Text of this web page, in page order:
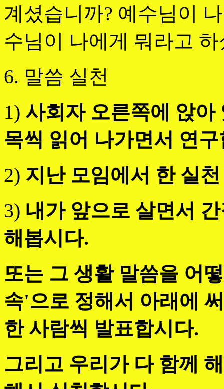
계셨습니까? 예수님이
수님이 나에게 뭐라고
6. 말씀 실천
1) 사회자 오른쪽에 앉
목씩 읽어 나가면서 연
2) 지난 모임에서 한 실
3) 내가 앞으로 살면서
해봅시다.
또는 그 생활 말씀을 어
속'으로 정해서 아래에
한 사람씩 발표합시다.
그리고 우리가 다 함께